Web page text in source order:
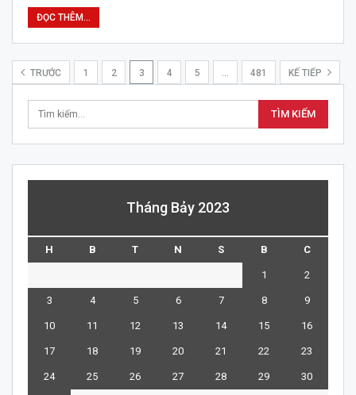
ĐỌC THÊM...
TRƯỚC 1 2 3 4 5 … 481 KẾ TIẾP
Tháng Bảy 2023
H B T N S B C
1 2
3 4 5 6 7 8 9
10 11 12 13 14 15 16
17 18 19 20 21 22 23
24 25 26 27 28 29 30